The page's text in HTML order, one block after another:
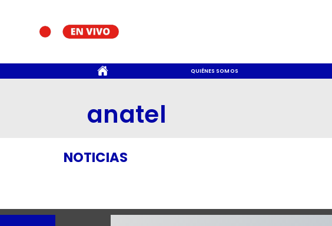
QUIÉNES SOMOS
anatel
NOTICIAS